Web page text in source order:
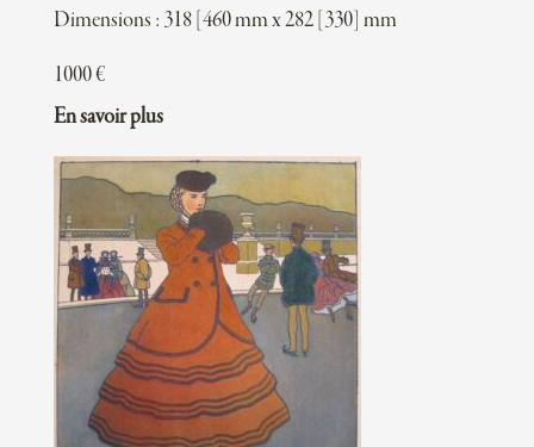
Dimensions : 318 [460 mm x 282 [330] mm
1000€
En savoir plus